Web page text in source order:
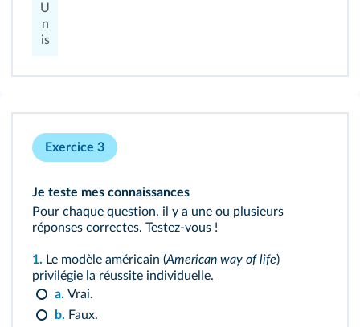
U
n
is
Exercice 3
Je teste mes connaissances
Pour chaque question, il y a une ou plusieurs
réponses correctes. Testez‑vous !
1. Le modèle américain (American way of life)
privilégie la réussite individuelle.
a. Vrai.
b. Faux.